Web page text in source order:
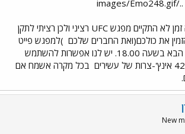
אנשים יקרים-הרבה זמן לא התקיים מפגש UFC רציני ולכן רציתי לתקן
את כולכם(ואת החברים שלכם )למפגש פייט
נייט 22 ביום חמישי הבא בשעה 18.00. יש לנו אפשרות להשתמש
בכל מקרה אשמח אם
New